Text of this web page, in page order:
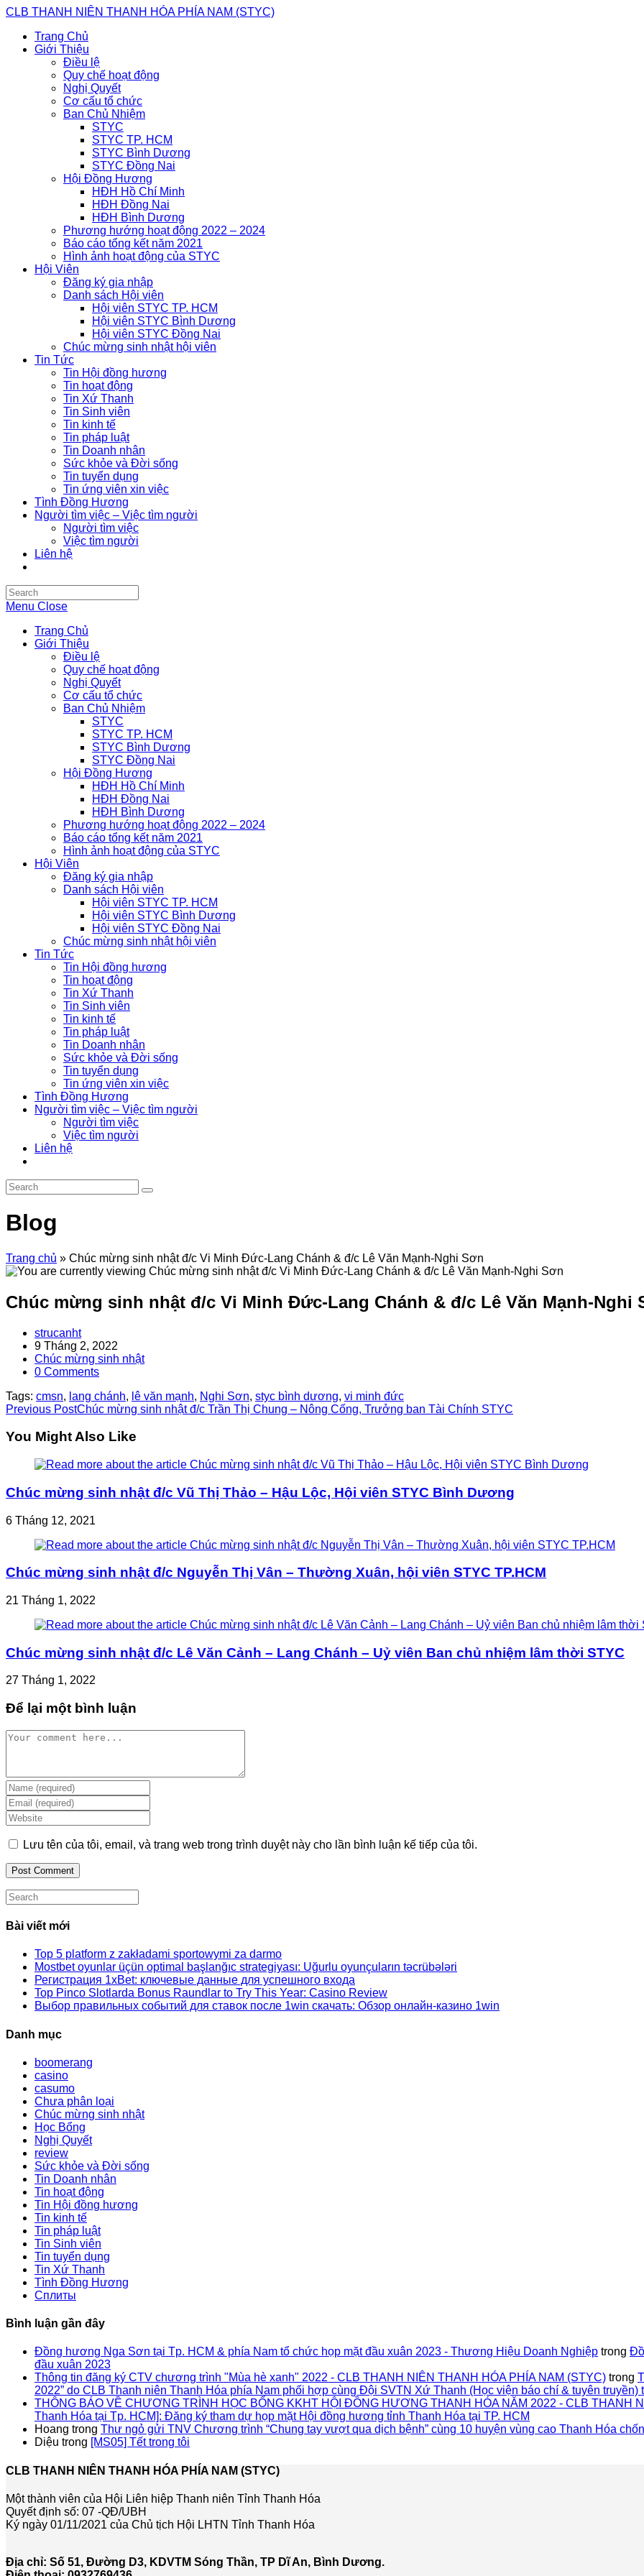
Skip
content
CLB THANH NIÊN THANH HÓA PHÍA NAM (STYC)
Trang Chủ
Giới Thiệu
Điều lệ
Quy chế hoạt động
Nghị Quyết
Cơ cấu tổ chức
Ban Chủ Nhiệm
STYC
STYC TP. HCM
STYC Bình Dương
STYC Đồng Nai
Hội Đồng Hương
HĐH Hồ Chí Minh
HĐH Đồng Nai
HĐH Bình Dương
Phương hướng hoạt động 2022 – 2024
Báo cáo tổng kết năm 2021
Hình ảnh hoạt động của STYC
Hội Viên
Đăng ký gia nhập
Danh sách Hội viên
Hội viên STYC TP. HCM
Hội viên STYC Bình Dương
Hội viên STYC Đồng Nai
Chúc mừng sinh nhật hội viên
Tin Tức
Tin Hội đồng hương
Tin hoạt động
Tin Xứ Thanh
Tin Sinh viên
Tin kinh tế
Tin pháp luật
Tin Doanh nhân
Sức khỏe và Đời sống
Tin tuyển dụng
Tin ứng viên xin việc
Tình Đồng Hương
Người tìm việc – Việc tìm người
Người tìm việc
Việc tìm người
Liên hệ
Search
this
Menu Close
Trang Chủ
Giới Thiệu
Điều lệ
Quy chế hoạt động
Nghị Quyết
Cơ cấu tổ chức
Ban Chủ Nhiệm
STYC
STYC TP. HCM
STYC Bình Dương
STYC Đồng Nai
Hội Đồng Hương
HĐH Hồ Chí Minh
HĐH Đồng Nai
HĐH Bình Dương
Phương hướng hoạt động 2022 – 2024
Báo cáo tổng kết năm 2021
Hình ảnh hoạt động của STYC
Hội Viên
Đăng ký gia nhập
Danh sách Hội viên
Hội viên STYC TP. HCM
Hội viên STYC Bình Dương
Hội viên STYC Đồng Nai
Chúc mừng sinh nhật hội viên
Tin Tức
Tin Hội đồng hương
Tin hoạt động
Tin Xứ Thanh
Tin Sinh viên
Tin kinh tế
Tin pháp luật
Tin Doanh nhân
Sức khỏe và Đời sống
Tin tuyển dụng
Tin ứng viên xin việc
Tình Đồng Hương
Người tìm việc – Việc tìm người
Người tìm việc
Việc tìm người
Liên hệ
Blog
Trang chủ » Chúc mừng sinh nhật đ/c Vi Minh Đức-Lang Chánh & đ/c Lê Văn Mạnh-Nghi Sơn
Chúc mừng sinh nhật đ/c Vi Minh Đức-Lang Chánh & đ/c Lê Văn Mạnh-Nghi
Post
author:
strucanht
Post
published:
9 Tháng 2, 2022
Post
category:
Chúc mừng sinh nhật
Post
0 Comments
Tags: cmsn, lang chánh, lê văn mạnh, Nghi Sơn, styc bình dương, vi minh đức
Read
more
Previous PostChúc mừng sinh nhật đ/c Trần Thị Chung – Nông Cống, Trưởng ban Tài Chính STYC
You Might Also Like
Chúc mừng sinh nhật đ/c Vũ Thị Thảo – Hậu Lộc, Hội viên STYC Bình Dương
6 Tháng 12, 2021
Chúc mừng sinh nhật đ/c Nguyễn Thị Vân – Thường Xuân, hội viên STYC TP.HCM
21 Tháng 1, 2022
Chúc mừng sinh nhật đ/c Lê Văn Cảnh – Lang Chánh – Uỷ viên Ban chủ nhiệm lâm thời STYC
27 Tháng 1, 2022
Để lại một bình luận
Comment
Enter
your
name
or
username
to
comment
Enter
your
email
address
to
comment
Enter
your
website
(optional)
Lưu tên của tôi, email, và trang web trong trình duyệt này cho lần bình luận kế tiếp của tôi.
Search
this
website
Bài viết mới
Top 5 platform z zakładami sportowymi za darmo
Mostbet oyunlar üçün optimal başlanğıc strategiyası: Uğurlu oyunçuların təcrübələri
Регистрация 1xBet: ключевые данные для успешного входа
Top Pinco Slotlarda Bonus Raundlar to Try This Year: Casino Review
Выбор правильных событий для ставок после 1win скачать: Обзор онлайн-казино 1win
Danh mục
boomerang
casino
casumo
Chưa phân loại
Chúc mừng sinh nhật
Học Bổng
Nghị Quyết
review
Sức khỏe và Đời sống
Tin Doanh nhân
Tin hoạt động
Tin Hội đồng hương
Tin kinh tế
Tin pháp luật
Tin Sinh viên
Tin tuyển dụng
Tin Xứ Thanh
Tình Đồng Hương
Сплиты
Bình luận gần đây
Đồng hương Nga Sơn tại Tp. HCM & phía Nam tổ chức họp mặt đầu xuân 2023 - Thương Hiệu Doanh Nghiệp trong
đầu xuân 2023
Thông tin đăng ký CTV chương trình "Mùa hè xanh" 2022 - CLB THANH NIÊN THANH HÓA PHÍA NAM (STYC) trong
2022” do CLB Thanh niên Thanh Hóa phía Nam phối hợp cùng Đội SVTN Xứ Thanh (Học viện báo chí & tuyên truyền)
THÔNG BÁO VỀ CHƯƠNG TRÌNH HỌC BỔNG KKHT HỘI ĐỒNG HƯƠNG THANH HÓA NĂM 2022 - CLB THANH
Thanh Hóa tại Tp. HCM]: Đăng ký tham dự họp mặt Hội đồng hương tỉnh Thanh Hóa tại TP. HCM
Hoang trong Thư ngỏ gửi TNV Chương trình “Chung tay vượt qua dịch bệnh” cùng 10 huyện vùng cao Thanh Hóa
Diệu trong [MS05] Tết trong tôi
CLB THANH NIÊN THANH HÓA PHÍA NAM (STYC)
Một thành viên của Hội Liên hiệp Thanh niên Tỉnh Thanh Hóa
Quyết định số: 07 -QĐ/UBH
Ký ngày 01/11/2021 của Chủ tịch Hội LHTN Tỉnh Thanh Hóa
Địa chỉ: Số 51, Đường D3, KDVTM Sóng Thần, TP Dĩ An, Bình Dương.